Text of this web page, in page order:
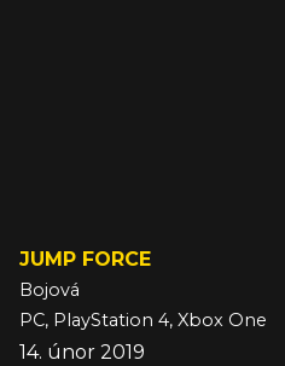
JUMP FORCE
Bojová
PC, PlayStation 4, Xbox One
14. únor 2019